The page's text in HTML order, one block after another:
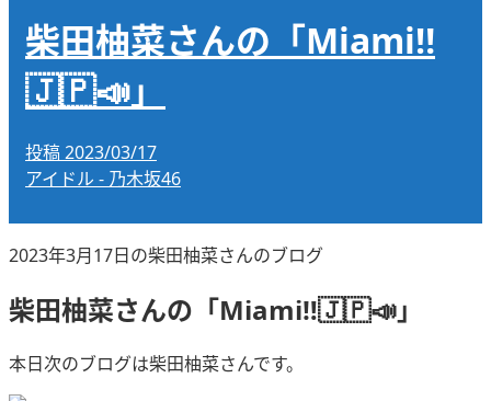
柴田柚菜さんの「Miami‼︎
🇯🇵📣」
投稿 2023/03/17
アイドル - 乃木坂46
2023年3月17日の柴田柚菜さんのブログ
柴田柚菜さんの「Miami‼︎🇯🇵📣」
本日次のブログは柴田柚菜さんです。